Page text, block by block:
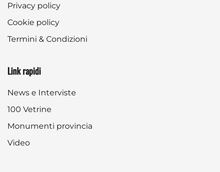
Privacy policy
Cookie policy
Termini & Condizioni
Link rapidi
News e Interviste
100 Vetrine
Monumenti provincia
Video